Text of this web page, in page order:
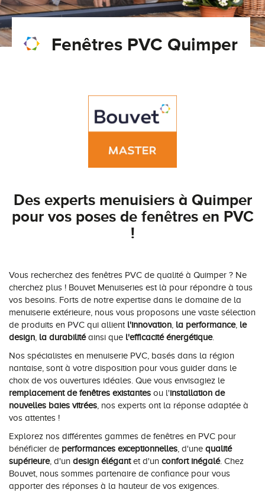
Fenêtres PVC Quimper
Des experts menuisiers à Quimper
pour vos poses de fenêtres en PVC
!
Vous recherchez des fenêtres PVC de qualité à Quimper ? Ne
cherchez plus ! Bouvet Menuiseries est là pour répondre à tous
vos besoins. Forts de notre expertise dans le domaine de la
menuiserie extérieure, nous vous proposons une vaste sélection
de produits en PVC qui allient l'innovation la performance, le
design la durabilitéainsi que l'efficacité énergétique.
Nos spécialistes en menuiserie PVC, basés dans la région
nantaise, sont à votre disposition pour vous guider dans le
choix de vos ouvertures idéales. Que vous envisagiez le
remplacement de fenêtres existantes ou l'installation de
nouvelles baies vitrées , nos experts ont la réponse adaptée à
vos attentes !
Explorez nos différentes gammes de fenêtres en PVC pour
bénéficier de performances exceptionnelles , d'une qualité
supérieure, d'un design élégantet d'un confort inégalé. Chez
Bouvet, nous sommes partenaire de confiance pour vous
apporter des réponses à la hauteur de vos exigences.
Conseils pour choisir
Demander un devis
Tous nos accessoires volets roulants
Tous nos accessoires volets battants
Classique
Accessoires
Télécharger le catalogue